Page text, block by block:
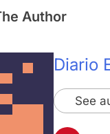
Author
Diario
See